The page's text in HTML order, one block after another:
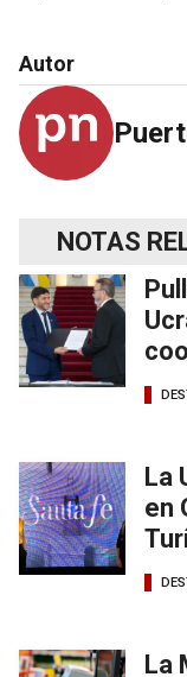
Autor
NOTAS
La
en
La